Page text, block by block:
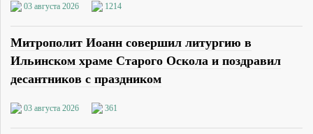
03 августа 2026 1214
Митрополит Иоанн совершил литургию в
Ильинском храме Старого Оскола и поздравил
десантников с праздником
03 августа 2026 361